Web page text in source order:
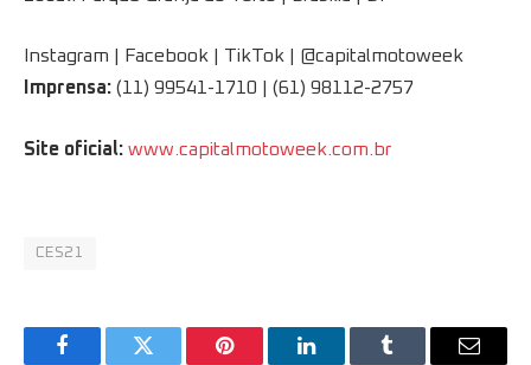
Instagram | Facebook | TikTok | @capitalmotoweek
Imprensa: (11) 99541-1710 | (61) 98112-2757
Site oficial: www.capitalmotoweek.com.br
CES21